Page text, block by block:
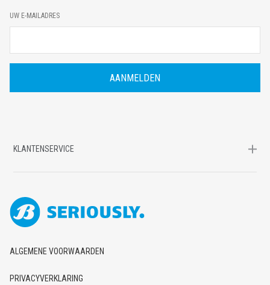
E
-
M
A
D
UW E-MAILADRES
KLANTENSERVICE
ALGEMENE VOORWAARDEN
PRIVACYVERKLARING